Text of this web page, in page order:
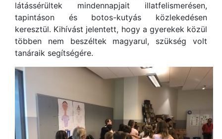
látássérültek mindennapjait illatfelismerésen,
tapintáson és botos-kutyás közlekedésen
keresztül. Kihívást jelentett, hogy a gyerekek közül
többen nem beszéltek magyarul, szükség volt
tanáraik segítségére.